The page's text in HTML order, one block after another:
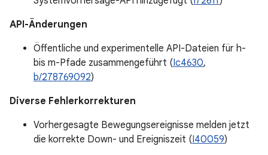
API-Änderungen
Öffentliche und experimentelle API-Dateien für h-
bis m-Pfade zusammengeführt (Ic4630,
b/278769092)
Diverse Fehlerkorrekturen
Vorhergesagte Bewegungsereignisse melden jetzt
die korrekte Down- und Ereigniszeit (I40059)